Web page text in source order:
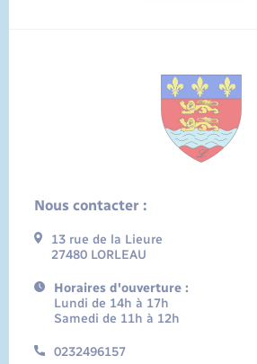
Nous contacter :
13 rue de la Lieure
27480 LORLEAU
Horaires d'ouverture :
Lundi de 14h à 17h
Samedi de 11h à 12h
0232496157